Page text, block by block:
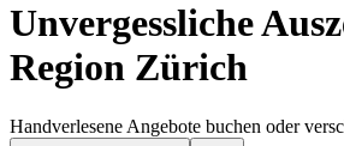
Unvergessliche
Region Zürich
Handverlesene Angebote buchen oder